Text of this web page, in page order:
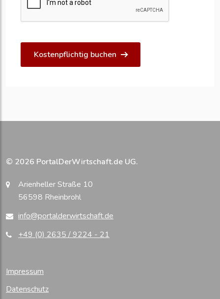
Kostenpflichtig buchen
© 2026 PortalDerWirtschaft.de UG.
Arienheller Straße 10
56598 Rheinbrohl
info@portalderwirtschaft.de
+49 (0) 2635 / 9224 - 21
Impressum
Datenschutz